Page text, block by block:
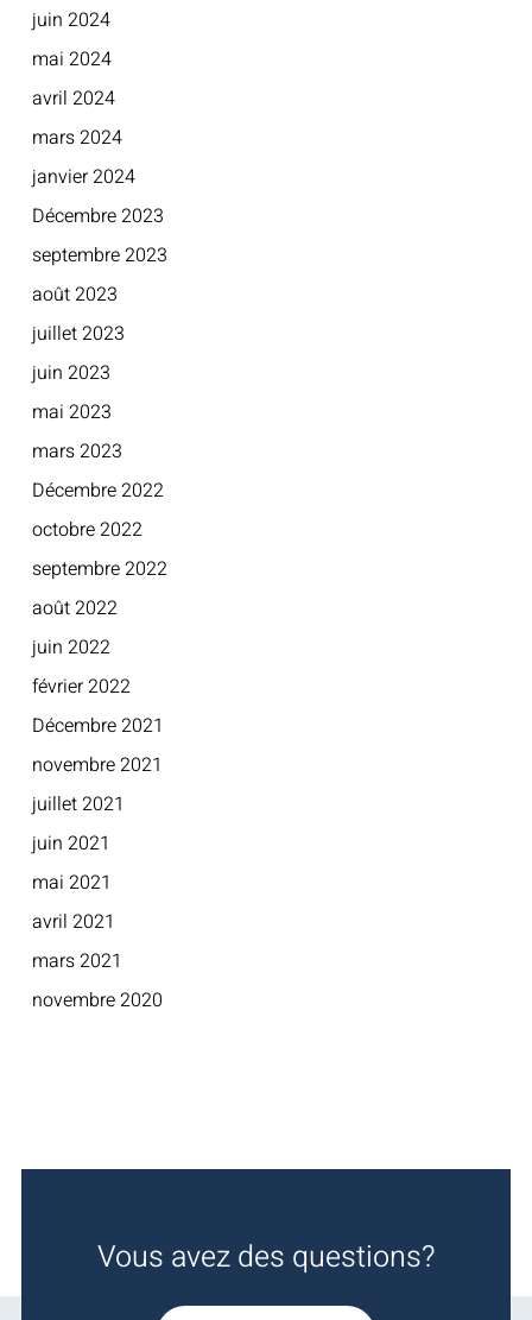
juin 2024
mai 2024
avril 2024
mars 2024
janvier 2024
Décembre 2023
septembre 2023
août 2023
juillet 2023
juin 2023
mai 2023
mars 2023
Décembre 2022
octobre 2022
septembre 2022
août 2022
juin 2022
février 2022
Décembre 2021
novembre 2021
juillet 2021
juin 2021
mai 2021
avril 2021
mars 2021
novembre 2020
Vous avez des questions?